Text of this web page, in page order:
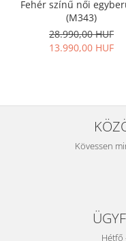
Fehér színű női
(M343)
28.990,00 HUF
13.990,00 HUF
Kövessen
Hétfő